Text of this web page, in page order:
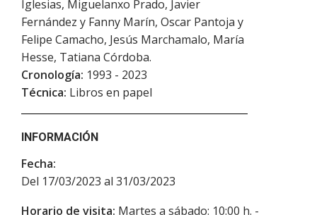
Iglesias, Miguelanxo Prado, Javier
Fernández y Fanny Marín, Oscar Pantoja y
Felipe Camacho, Jesús Marchamalo, María
Hesse, Tatiana Córdoba.
Cronología: 1993 - 2023
Técnica: Libros en papel
INFORMACIÓN
Fecha:
Del 17/03/2023 al 31/03/2023
Horario de visita: Martes a sábado: 10:00 h. -